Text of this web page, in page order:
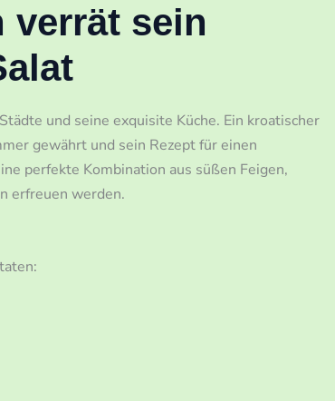
verrät sein
und seine exquisite Küche. Ein kroatischer
gewährt und sein Rezept für einen
perfekte Kombination aus süßen Feigen,
erfreuen werden.